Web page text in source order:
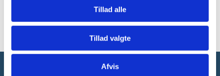
Tillad alle
Tillad valgte
Afvis
Pressehenvendelser kan rettes til Uddannelses- og
Forskningsministeriets pressetelefon: 7231 8181 eller